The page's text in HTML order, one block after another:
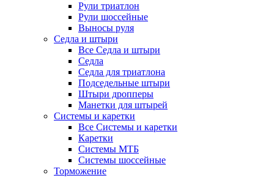
Рули триатлон
Рули шоссейные
Выносы руля
Седла и штыри
Все Седла и штыри
Седла
Седла для триатлона
Подседельные штыри
Штыри дропперы
Манетки для штырей
Системы и каретки
Все Системы и каретки
Каретки
Системы МТБ
Системы шоссейные
Торможение